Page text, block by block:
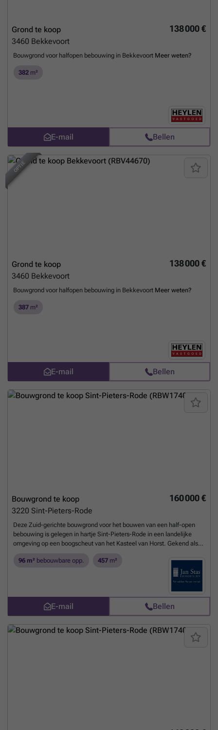
138 000 €
Grond te koop
3460 Bekkevoort
Bouwgrond voor halfopen bebouwing in Bekkevoort Meer weten?
382 m²
E-mail Bellen
OPTIE
138 000 €
Grond te koop
3460 Bekkevoort
Bouwgrond voor halfopen bebouwing in Bekkevoort Meer weten?
387 m²
E-mail Bellen
160 000 €
Bouwgrond te koop
3220 Sint-Pieters-Rode
Deze Zuid-gerichte bouwgrond voor het bouwen van een half-open
bebouwing is gelegen in hartje Sint-Pieters-Rode in een landelijke
omgeving op een boogscheut van het Kasteel van Horst. Gekend als
goedgekeurde kleine verkaveling in een vernieuwde straat.Benieuwd
hoe u kan bouwen ? U kan de verkavelingsvoorschriften downloaden
op onze website.Voor bijkomende info kan u me bereiken op ### of
96 m² bebouwbare opp. 457 m²
E-mail Bellen